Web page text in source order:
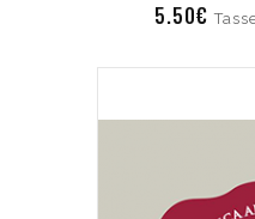
5.50€